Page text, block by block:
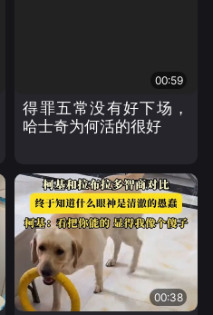
00:59
得罪五常没有好下场，
哈士奇为何活的很好
00:38